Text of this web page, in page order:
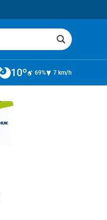
10º 69% 7 km/h